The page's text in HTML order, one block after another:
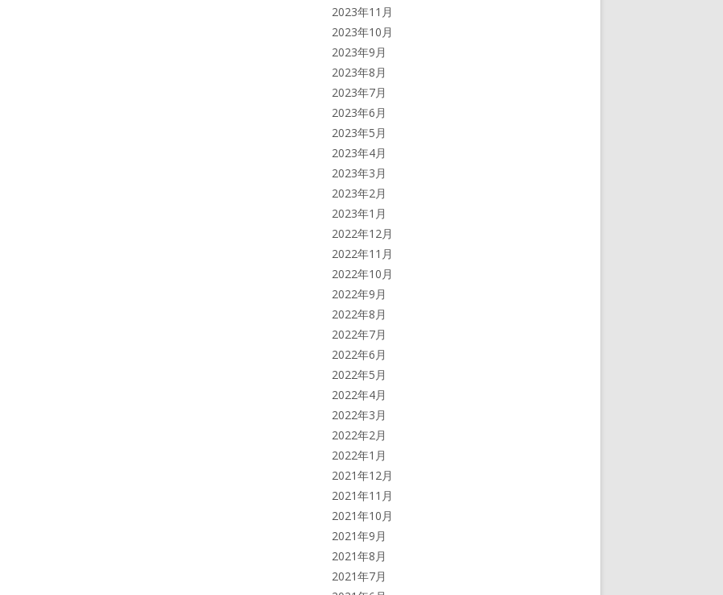
2023年11月
2023年10月
2023年9月
2023年8月
2023年7月
2023年6月
2023年5月
2023年4月
2023年3月
2023年2月
2023年1月
2022年12月
2022年11月
2022年10月
2022年9月
2022年8月
2022年7月
2022年6月
2022年5月
2022年4月
2022年3月
2022年2月
2022年1月
2021年12月
2021年11月
2021年10月
2021年9月
2021年8月
2021年7月